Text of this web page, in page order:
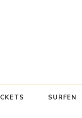
SURFEN